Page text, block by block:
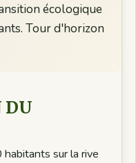
écologique
Tour d'horizon
DU
sur la rive